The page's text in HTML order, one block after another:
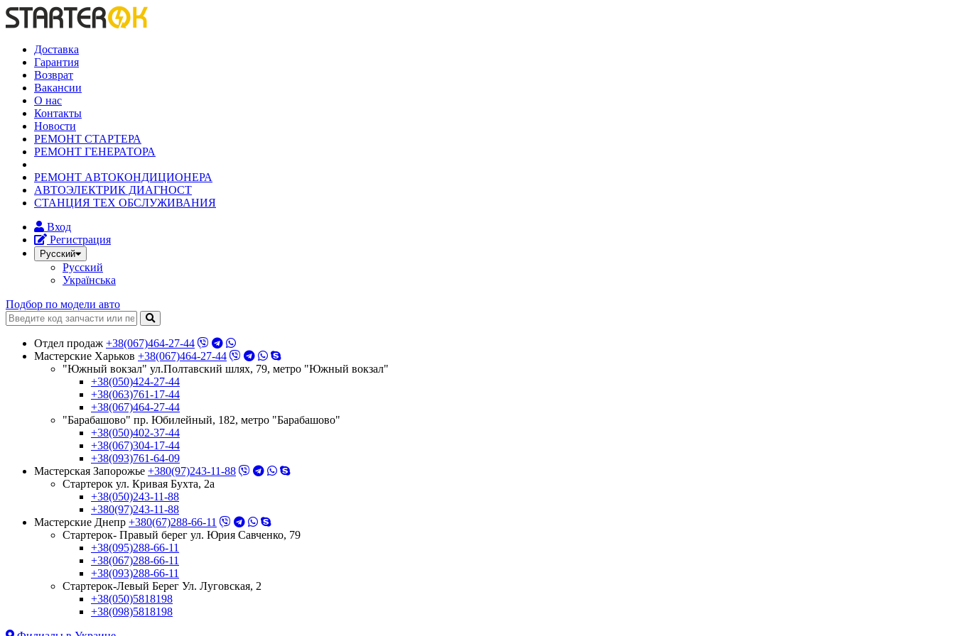
Доставка
Гарантия
Возврат
Вакансии
О нас
Контакты
Новости
РЕМОНТ СТАРТЕРА
РЕМОНТ ГЕНЕРАТОРА
РЕМОНТ АВТОКОНДИЦИОНЕРА
АВТОЭЛЕКТРИК ДИАГНОСТ
СТАНЦИЯ ТЕХ ОБСЛУЖИВАНИЯ
Вход
Регистрация
Русский
Русский
Українська
Подбор по модели авто
Отдел продаж +38(067)464-27-44
Мастерские Харьков +38(067)464-27-44
"Южный вокзал" ул.Полтавский шлях, 79, метро "Южный вокзал"
+38(050)424-27-44
+38(063)761-17-44
+38(067)464-27-44
"Барабашово" пр. Юбилейный, 182, метро "Барабашово"
+38(050)402-37-44
+38(067)304-17-44
+38(093)761-64-09
Мастерская Запорожье +380(97)243-11-88
Стартерок ул. Кривая Бухта, 2а
+38(050)243-11-88
+380(97)243-11-88
Мастерские Днепр +380(67)288-66-11
Стартерок- Правый берег ул. Юрия Савченко, 79
+38(095)288-66-11
+38(067)288-66-11
+38(093)288-66-11
Стартерок-Левый Берег Ул. Луговская, 2
+38(050)5818198
+38(098)5818198